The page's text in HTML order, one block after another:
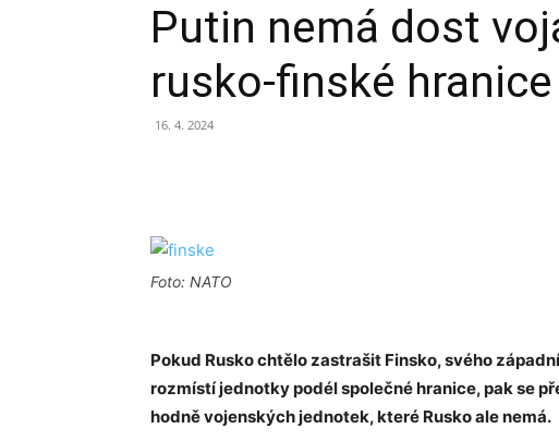
Putin nemá dost
rusko-finské hranice
16. 4. 2024
Foto: NATO
Pokud Rusko chtělo zastrašit Finsko, svého
rozmístí jednotky podél společné hranice, pak se
hodně vojenských jednotek, které Rusko ale nemá.